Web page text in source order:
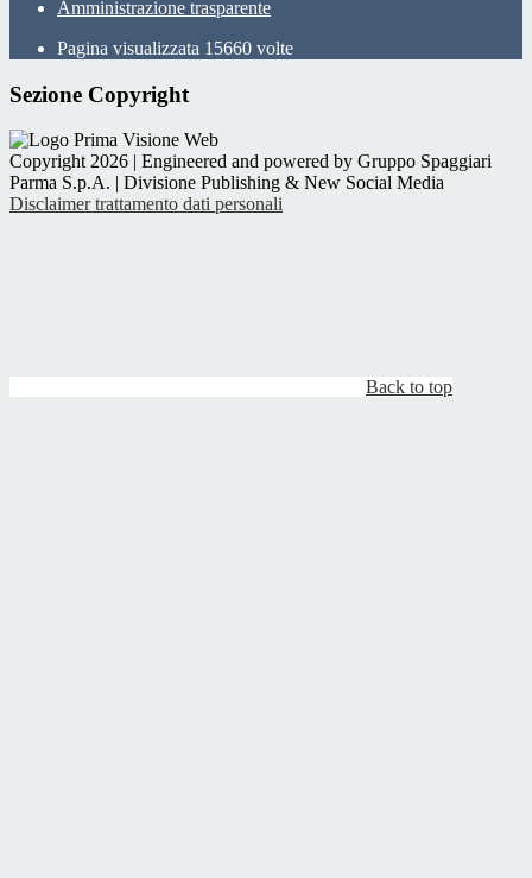
Amministrazione trasparente
Pagina visualizzata 15660 volte
Sezione Copyright
Copyright 2026 | Engineered and powered by Gruppo Spaggiari
Parma S.p.A. | Divisione Publishing & New Social Media
Disclaimer trattamento dati personali
Back to top